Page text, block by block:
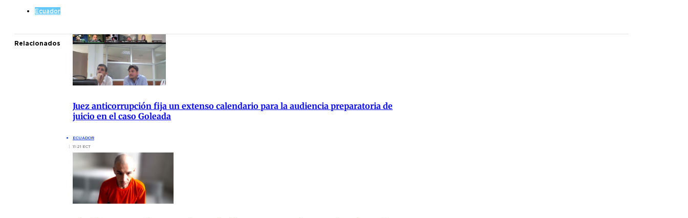
Ecuador
Relacionados
Juez anticorrupción fija un extenso calendario para la audiencia preparatoria de
juicio en el caso Goleada
ECUADOR
11:21 ECT